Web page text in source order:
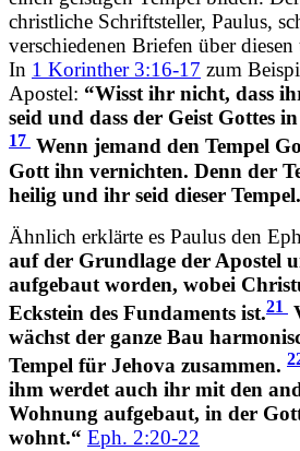
christliche Schriftsteller, Paulus,
verschiedenen Briefen über
In 1 Korinther 3:16-17 zum
Apostel: “Wisst ihr nicht, dass
seid und dass der Geist Gottes
17 Wenn jemand den Tempel
Gott ihn vernichten. Denn der
heilig und ihr seid dieser Tempel.
Ähnlich erklärte es Paulus den
auf der Grundlage der Apostel
aufgebaut worden, wobei
Eckstein des Fundaments ist.21
wächst der ganze Bau
Tempel für Jehova zusammen.
ihm werdet auch ihr mit den
Wohnung aufgebaut, in der
wohnt.“ Eph. 2:20-22